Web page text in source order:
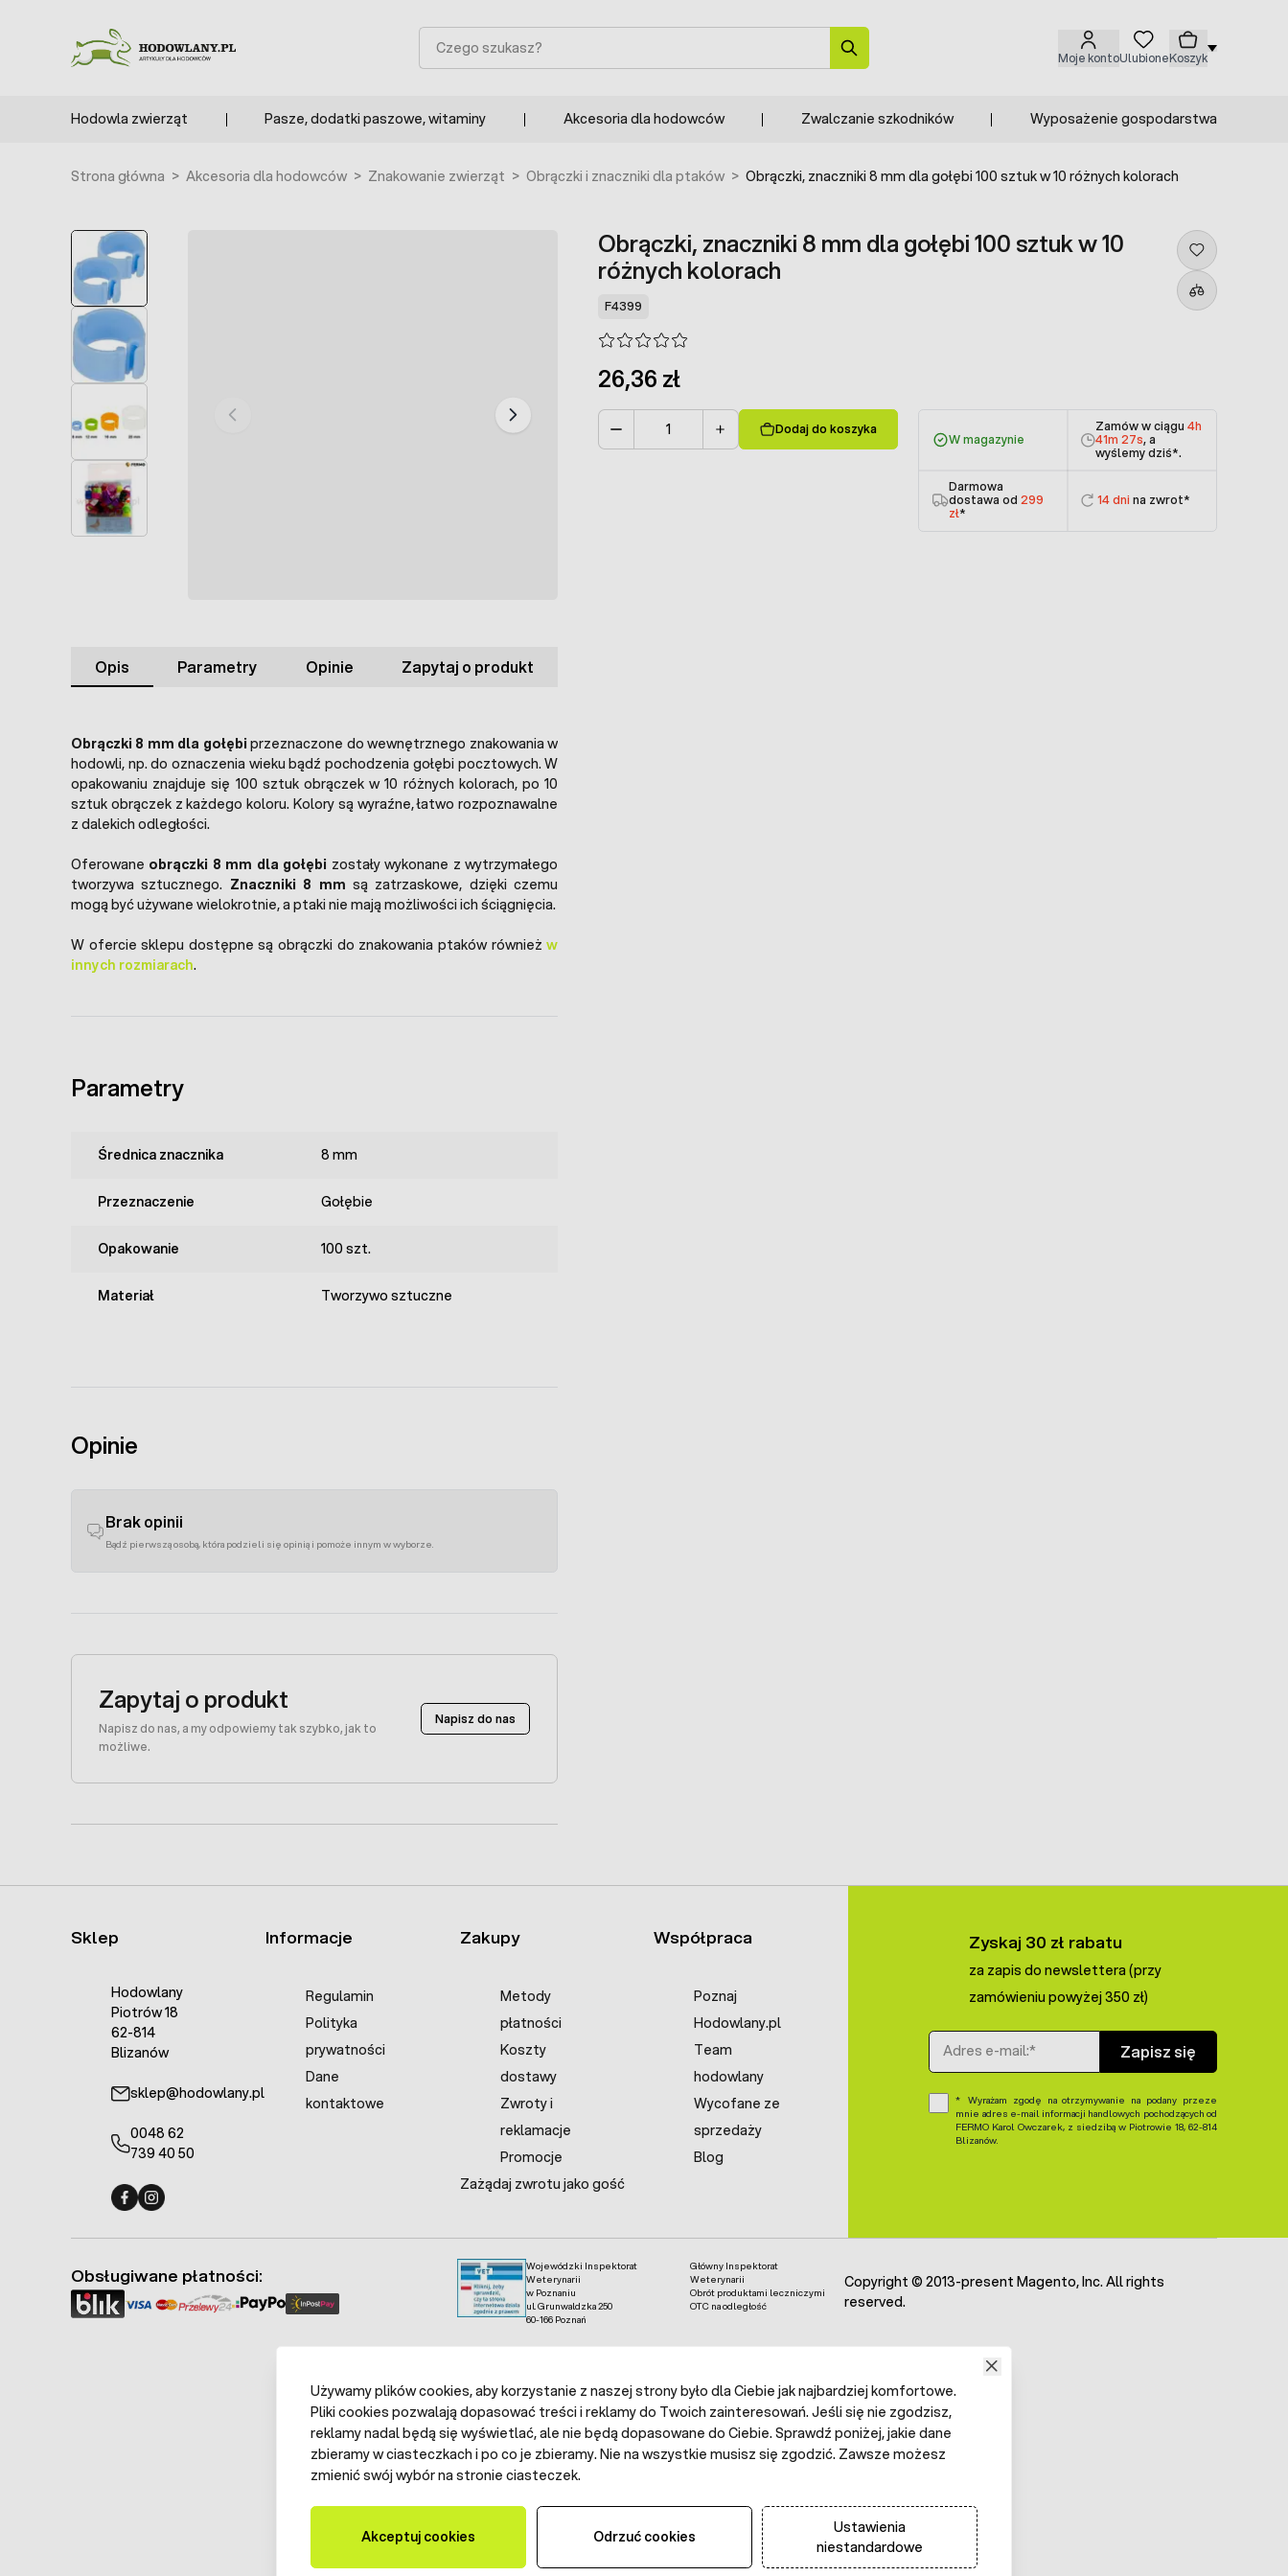
Moje kontoUlubioneKoszyk
Szukaj
Hodowla zwierząt Pasze, dodatki paszowe, witaminy Akcesoria dla hodowców Zwalczanie szkodników Wyposażenie gospodarstwa
Strona główna > Akcesoria dla hodowców > Znakowanie zwierząt > Obrączki i znaczniki dla ptaków > Obrączki, znaczniki 8 mm dla gołębi 100 sztuk w 10 różnych kolorach
Obrączki, znaczniki 8 mm dla gołębi 100 sztuk w 10
różnych kolorach
F4399
26,36 zł
Dodaj do koszyka
W magazynie
Zamów w ciągu 4h
41m 27s, a
wyślemy dziś*.
Darmowa
dostawa od 299
zł*
14 dni na zwrot*
Opis Parametry Opinie Zapytaj o produkt
Obrączki 8 mm dla gołębi przeznaczone do wewnętrznego znakowania w
hodowli, np. do oznaczenia wieku bądź pochodzenia gołębi pocztowych. W
opakowaniu znajduje się 100 sztuk obrączek w 10 różnych kolorach, po 10
sztuk obrączek z każdego koloru. Kolory są wyraźne, łatwo rozpoznawalne
z dalekich odległości.
Oferowane obrączki 8 mm dla gołębi zostały wykonane z wytrzymałego
tworzywa sztucznego. Znaczniki 8 mm są zatrzaskowe, dzięki czemu
mogą być używane wielokrotnie, a ptaki nie mają możliwości ich ściągnięcia.
W ofercie sklepu dostępne są obrączki do znakowania ptaków równieżw
innych rozmiarach.
Parametry
Średnica znacznika 8 mm
Przeznaczenie Gołębie
Opakowanie 100 szt.
Materiał Tworzywo sztuczne
Opinie
Brak opinii
Bądź pierwszą osobą, która podzieli się opinią i pomoże innym w wyborze.
Zapytaj o produkt
Napisz do nas, a my odpowiemy tak szybko, jak to
możliwe.
Napisz do nas
Sklep
Hodowlany
Piotrów 18
62-814
Blizanów
sklep@hodowlany.pl
0048 62
739 40 50
Informacje
Regulamin
Polityka
prywatności
Dane
kontaktowe
Zakupy
Metody
płatności
Koszty
dostawy
Zwroty i
reklamacje
Promocje
Zażądaj zwrotu jako gość
Współpraca
Poznaj
Hodowlany.pl
Team
hodowlany
Wycofane ze
sprzedaży
Blog
Zyskaj 30 zł rabatu
za zapis do newslettera (przy
zamówieniu powyżej 350 zł)
Adres e-mail
Zapisz się
Wyrażam zgodę na otrzymywanie na podany przeze
mnie adres e-mail informacji handlowych pochodzących od
FERMO Karol Owczarek, z siedzibą w Piotrowie 18, 62-814
Blizanów.
Wojewódzki Inspektorat
Weterynarii
w Poznaniu
ul. Grunwaldzka 250
60-166 Poznań
Główny Inspektorat
Weterynarii
Obrót produktami leczniczymi
OTC na odległość
Obsługiwane płatności:
Copyright © 2013-present Magento, Inc. All rights
reserved.
Używamy plików cookies, aby korzystanie z naszej strony było dla Ciebie jak najbardziej komfortowe.
Pliki cookies pozwalają dopasować treści i reklamy do Twoich zainteresowań. Jeśli się nie zgodzisz,
reklamy nadal będą się wyświetlać, ale nie będą dopasowane do Ciebie. Sprawdź poniżej, jakie dane
zbieramy w ciasteczkach i po co je zbieramy. Nie na wszystkie musisz się zgodzić. Zawsze możesz
zmienić swój wybór na stronie ciasteczek.
Akceptuj cookies Odrzuć cookies
Ustawienia
niestandardowe